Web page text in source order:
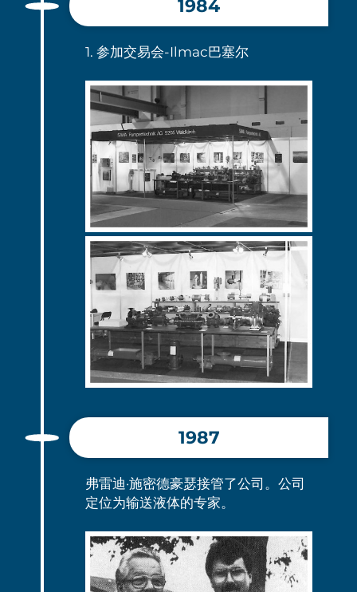
1984
1. 参加交易会-Ilmac巴塞尔
1987
弗雷迪·施密德豪瑟接管了公司。公司
定位为输送液体的专家。